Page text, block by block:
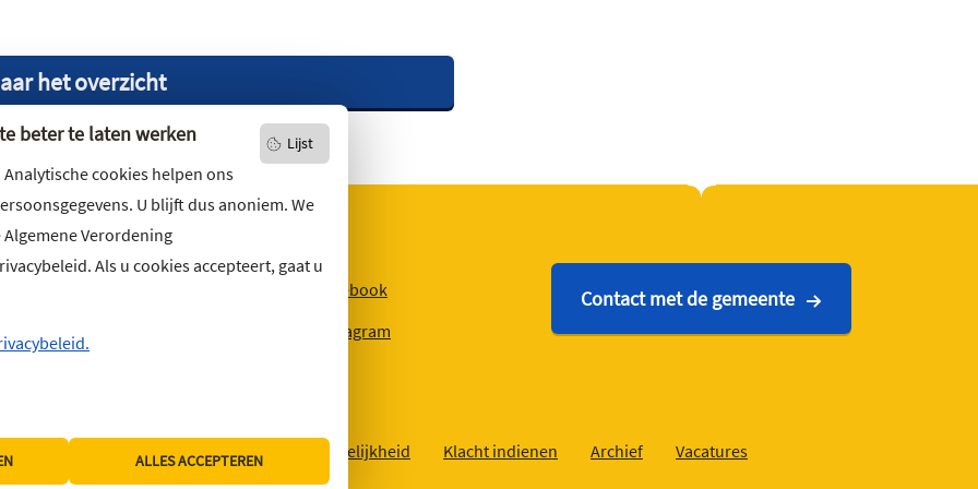
Lijst
beter te laten werken
cookies helpen ons
U blijft dus anoniem. We
Verordening
Als u cookies accepteert, gaat u
ALLES ACCEPTEREN
het overzicht
missen?
ook op social media.
Facebook
Instagram
Contact met de gemeente
Over deze website Sitemap Toegankelijkheid Klacht indienen Archief Vacatures